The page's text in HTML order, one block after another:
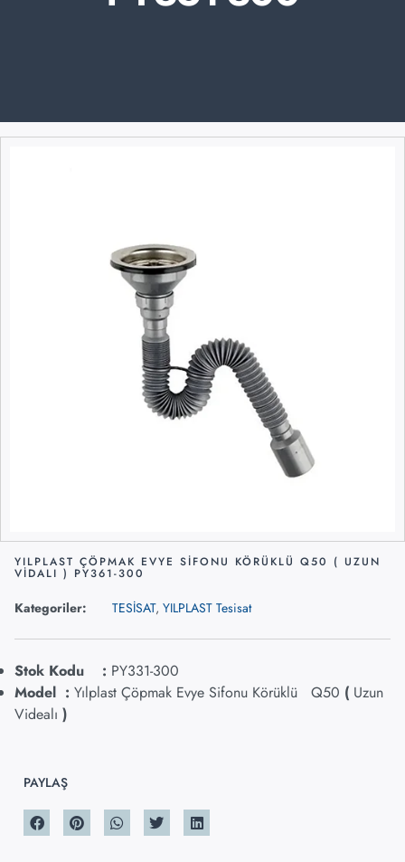
YILPLAST ÇÖPMAK EVYE SİFONU KÖRÜKLÜ Q50 ( UZUN
VİDALI ) PY361-300
Kategoriler: TESİSAT, YILPLAST Tesisat
Stok Kodu : PY331-300
Model : Yılplast Çöpmak Evye Sifonu Körüklü Q50 ( Uzun
Videalı )
PAYLAŞ